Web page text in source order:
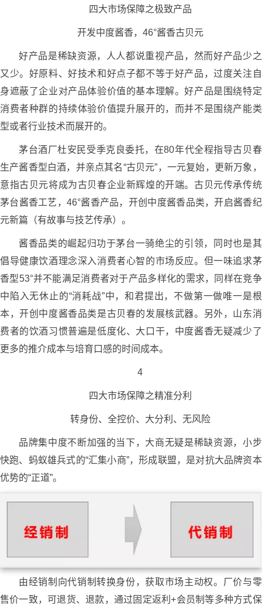
四大市场保障之极致产品
开发中度酱香，46°酱香古贝元
好产品是稀缺资源，人人都说重视产品，然而好产品少之
又少。好原料、好技术和好点子都不等于好产品，过度关注自
身遮蔽了企业对产品体验价值的基本理解。好产品是围绕特定
消费者种群的持续体验价值提升展开的，而并不是围绕产能类
型或者行业技术而展开的。
茅台酒厂杜安民受季克良委托，在80年代全程指导古贝春
生产酱香型白酒，并亲点其名“古贝元”，一元复始，更新万象，
意指古贝元将成为古贝春企业新辉煌的开端。古贝元传承传统
茅台酱香工艺，46°酱香产品，开创中度酱香品类，开启酱香纪
元新篇（有故事与技艺传承）。
酱香品类的崛起归功于茅台一骑绝尘的引领，同时也是其
倡导健康饮酒理念深入消费者心智的市场反应。但一味追求茅
香型53°并不能满足消费者对于产品多样化的需求，同样在竞争
中陷入无休止的“消耗战”中，和君提出，不做第一做唯一是根
本，开创中度酱香品类是古贝春的发展核武器。另外，山东消
费者的饮酒习惯普遍是低度化、大口干，中度酱香无疑减少了
更多的推介成本与培育口感的时间成本。
4
四大市场保障之精准分利
转身份、全控价、大分利、无风险
品牌集中度不断加强的当下，大商无疑是稀缺资源，小步
快跑、蚂蚁雄兵式的“汇集小商”，形成联盟，是对抗大品牌资本
优势的“正道”。
由经销制向代销制转换身份，获取市场主动权。厂价与零
售价一致，可退货、退款，通过固定返利+会员制等多种方式保